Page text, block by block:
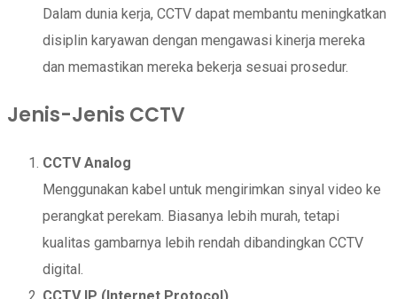
Dalam dunia kerja, CCTV dapat membantu meningkatkan
disiplin karyawan dengan mengawasi kinerja mereka
dan memastikan mereka bekerja sesuai prosedur.
Jenis-Jenis CCTV
CCTV Analog
Menggunakan kabel untuk mengirimkan sinyal video ke
perangkat perekam. Biasanya lebih murah, tetapi
kualitas gambarnya lebih rendah dibandingkan CCTV
digital.